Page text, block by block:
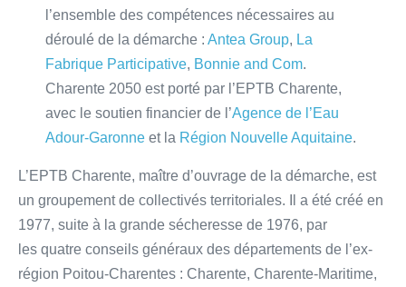
l’ensemble des compétences nécessaires au
déroulé de la démarche : Antea Group, La
Fabrique Participative, Bonnie and Com.
Charente 2050 est porté par l’EPTB Charente,
avec le soutien financier de l’Agence de l’Eau
Adour-Garonne et la Région Nouvelle Aquitaine.
L’EPTB Charente, maître d’ouvrage de la démarche, est
un groupement de collectivés territoriales. Il a été créé en
1977, suite à la grande sécheresse de 1976, par
les quatre conseils généraux des départements de l’ex-
région Poitou-Charentes : Charente, Charente-Maritime,